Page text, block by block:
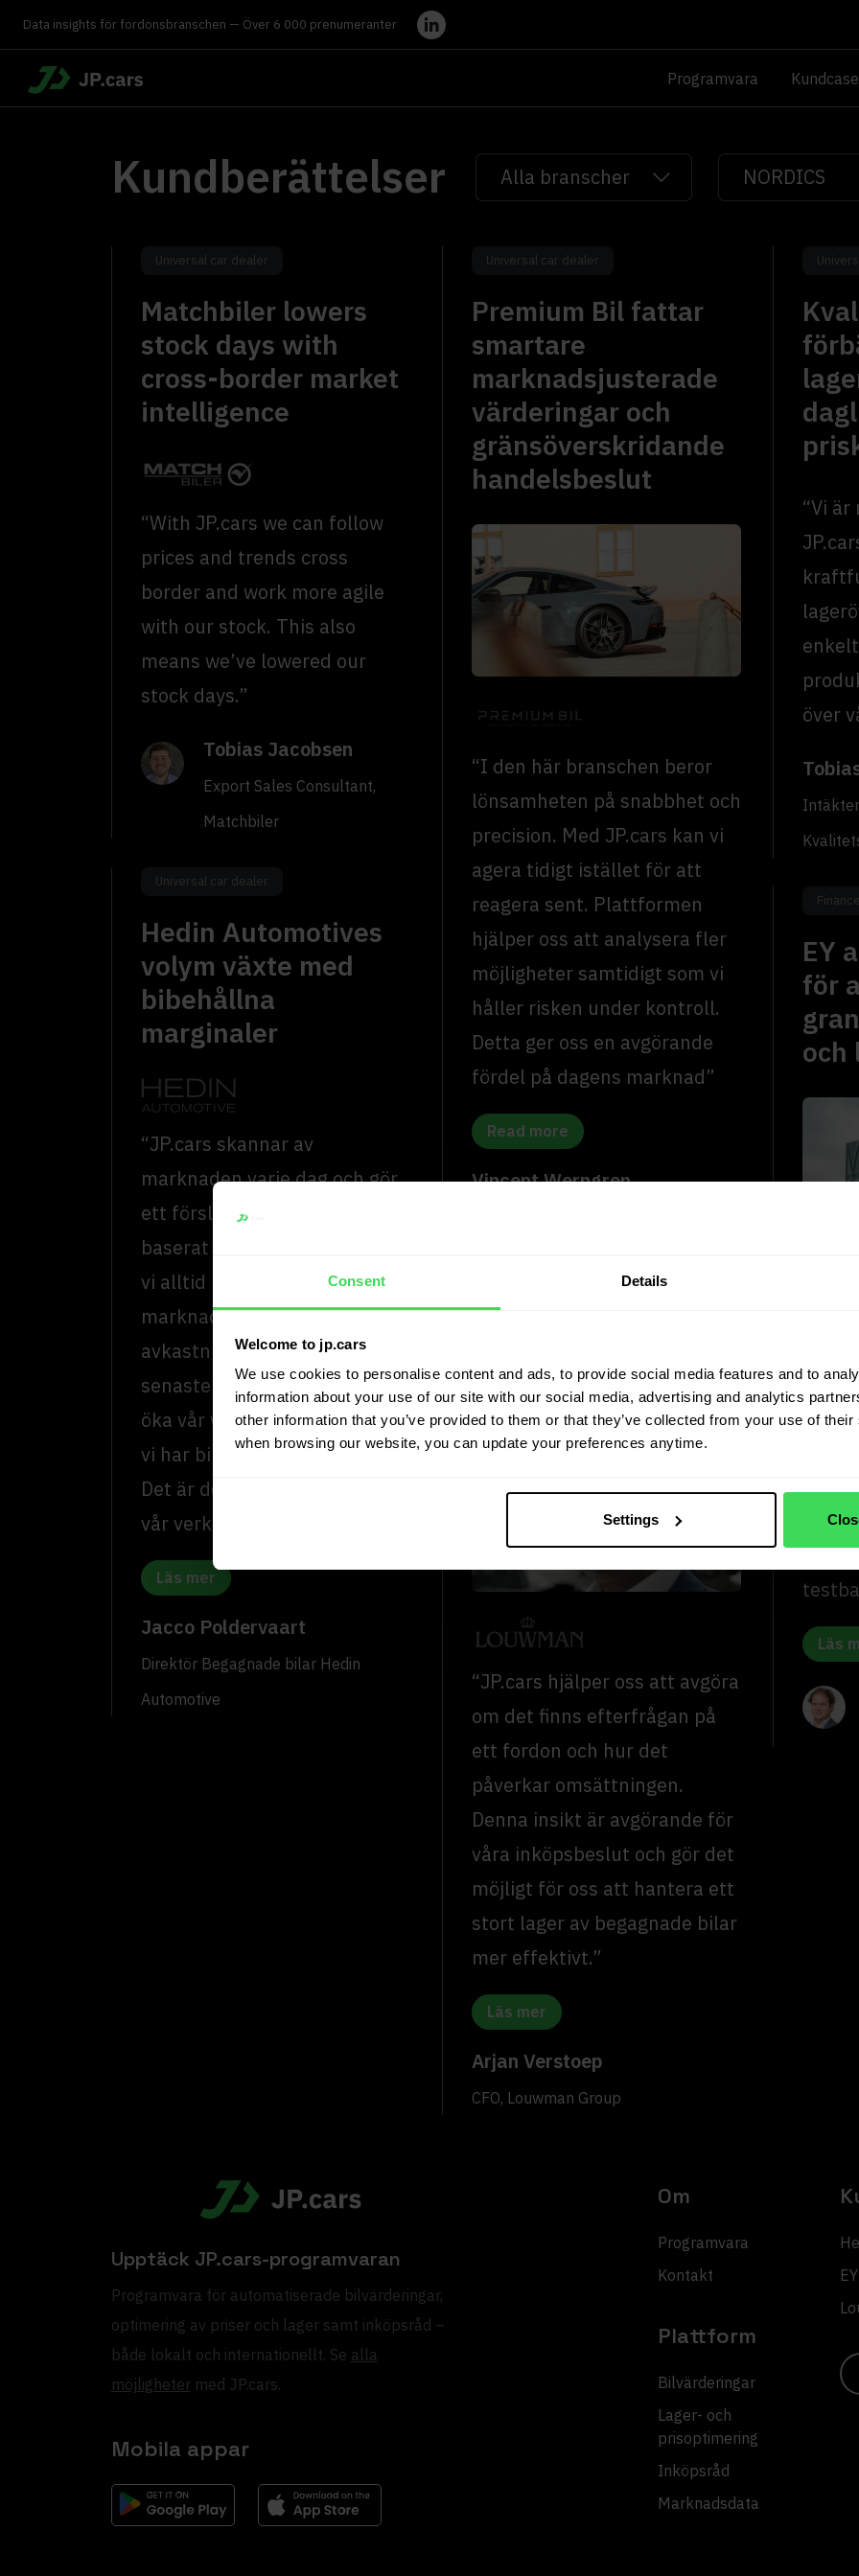
Consent Details
Welcome to jp.cars
We use cookies to personalise content and ads, to provide social media features and to
information about your use of our site with our social media, advertising and analytics
other information that you’ve provided to them or that they’ve collected from your use of
when browsing our website, you can update your preferences anytime.
Settings
Data insights för fordonsbranschen — Över 6 000 prenumeranter
Programvara Kundcase
Kundberättelser
Universal car dealer
Matchbiler lowers
stock days with
cross-border market
intelligence
“With JP.cars we can follow
prices and trends cross
border and work more agile
with our stock. This also
means we’ve lowered our
stock days.”
Tobias Jacobsen
Export Sales Consultant,
Matchbiler
Universal car dealer
Premium Bil fattar
smartare
marknadsjusterade
värderingar och
gränsöverskridande
handelsbeslut
“I den här branschen beror
lönsamheten på snabbhet och
precision. Med JP.cars kan vi
agera tidigt istället för att
reagera sent. Plattformen
hjälper oss att analysera fler
möjligheter samtidigt som vi
håller risken under kontroll.
Detta ger oss en avgörande
fördel på dagens marknad”
Read more
Vincent Werngren
“Vi
över
Universal car dealer
Hedin Automotives
volym växte med
bibehållna
marginaler
“JP.cars skannar av
marknaden varje dag och gör
ett förslag på försäljningspris
baserat på detta. Det gör att
vi alltid ligger i linje med
marknaden och optimerar vår
avkastning. Jämfört med de
senaste två åren har vi kunnat
öka vår volym samtidigt som
vi har bibehållit marginalerna.
Det är definitivt en win-win för
vår verksamhet.”
Läs mer
Jacco Poldervaart
Direktör Begagnade bilar Hedin
Automotive
Finance
EY
för
och
av
lager
Läs
hanterar stora lager
med JP.cars
“JP.cars hjälper oss att avgöra
om det finns efterfrågan på
ett fordon och hur det
påverkar omsättningen.
Denna insikt är avgörande för
våra inköpsbeslut och gör det
möjligt för oss att hantera ett
stort lager av begagnade bilar
mer effektivt.”
Läs mer
Arjan Verstoep
CFO, Louwman Group
Upptäck JP.cars-programvaran
Programvara för automatiserade bilvärderingar,
optimering av priser och lager samt inköpsråd –
både lokalt och internationellt. Se alla
möjlighetermed JP.cars.
Mobila appar
Om
Programvara
Kontakt
Plattform
Bilvärderingar
Lager- och
prisoptimering
Inköpsråd
Marknadsdata
EY